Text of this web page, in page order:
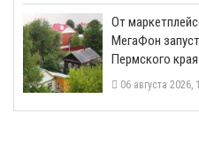
От
МегаФон
Пермского края
06 августа 2026,